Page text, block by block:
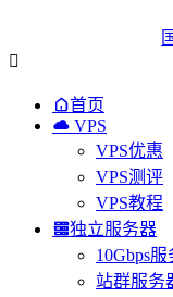

首页
 VPS
VPS优惠
VPS测评
VPS教程
独立服务器
10Gbps
站群服务